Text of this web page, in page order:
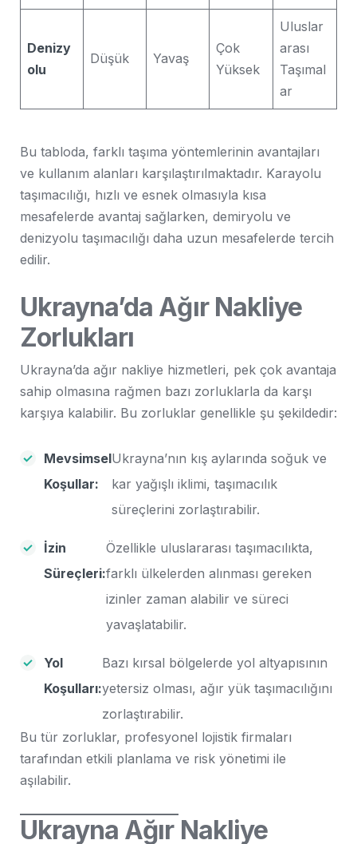
Denizy
olu
Düşük Yavaş
Çok
Yüksek
Uluslar
arası
Taşımal
ar
Bu tabloda, farklı taşıma yöntemlerinin avantajları
ve kullanım alanları karşılaştırılmaktadır. Karayolu
taşımacılığı, hızlı ve esnek olmasıyla kısa
mesafelerde avantaj sağlarken, demiryolu ve
denizyolu taşımacılığı daha uzun mesafelerde tercih
edilir.
Ukrayna’da Ağır Nakliye
Zorlukları
Ukrayna’da ağır nakliye hizmetleri, pek çok avantaja
sahip olmasına rağmen bazı zorluklarla da karşı
karşıya kalabilir. Bu zorluklar genellikle şu şekildedir:
Mevsimsel
Koşullar:
Ukrayna’nın kış aylarında soğuk ve
kar yağışlı iklimi, taşımacılık
süreçlerini zorlaştırabilir.
İzin
Süreçleri:
Özellikle uluslararası taşımacılıkta,
farklı ülkelerden alınması gereken
izinler zaman alabilir ve süreci
yavaşlatabilir.
Yol
Koşulları:
Bazı kırsal bölgelerde yol altyapısının
yetersiz olması, ağır yük taşımacılığını
zorlaştırabilir.
Bu tür zorluklar, profesyonel lojistik firmaları
tarafından etkili planlama ve risk yönetimi ile
aşılabilir.
Ukrayna Ağır Nakliye